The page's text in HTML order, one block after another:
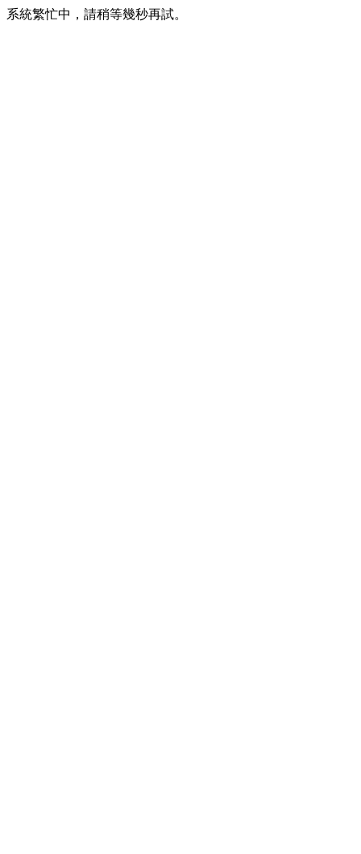
系統繁忙中，請稍等幾秒再試。